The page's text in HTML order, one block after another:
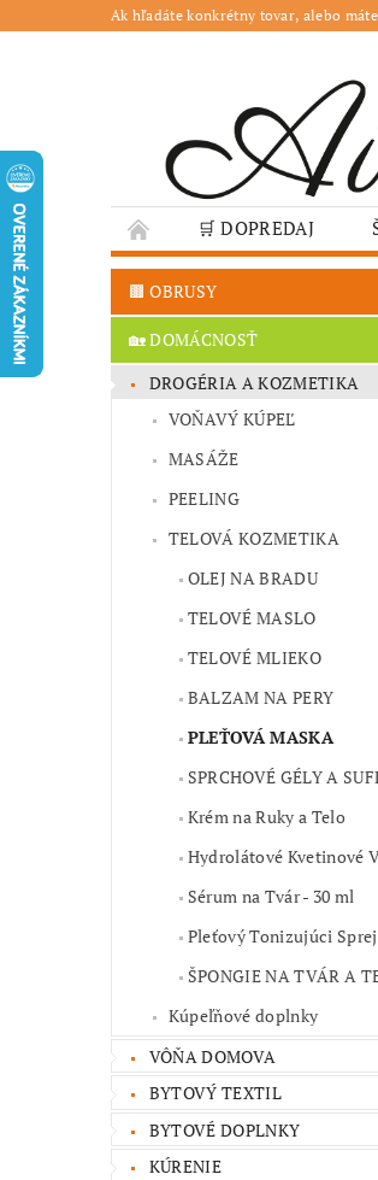
Ak hľadáte konkrétny tovar, alebo
🛒 DOPREDAJ
🌳 ZÁHRADA
🍽️
❤️ VALENTÍN – TIPY NA
GASTRO PREVÁDZKY
🟫 OBRUSY
🏡 DOMÁCNOSŤ
DROGÉRIA A KOZMETIKA
VOŇAVÝ KÚPEĽ
MASÁŽE
PEELING
TELOVÁ KOZMETIKA
OLEJ NA BRADU
TELOVÉ MASLO
TELOVÉ MLIEKO
BALZAM NA PERY
PLEŤOVÁ MASKA
SPRCHOVÉ GÉLY A
Krém na Ruky a Telo
Hydrolátové Kvetinové
Sérum na Tvár - 30 ml
Pleťový Tonizujúci Sprej
ŠPONGIE NA TVÁR A
Kúpeľňové doplnky
VÔŇA DOMOVA
BYTOVÝ TEXTIL
BYTOVÉ DOPLNKY
KÚRENIE